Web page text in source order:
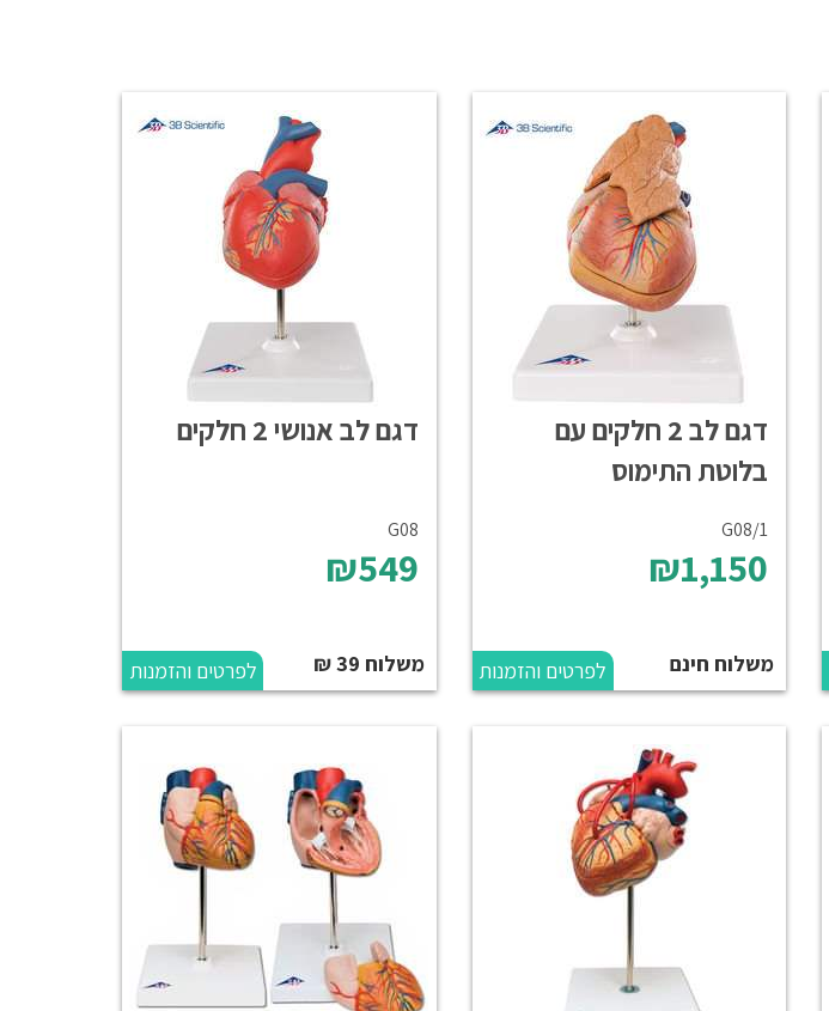
דגם לב 2 חלקים עם
בלוטת התימוס
G08/1
₪1,150
משלוח חינם לפרטים והזמנות
דגם לב אנושי 2 חלקים
G08
₪549
משלוח 39 ₪ לפרטים והזמנות